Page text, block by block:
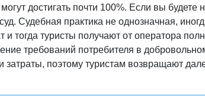
достигать почти 100%. Если вы будете
Судебная практика не однозначная,
и тогда туристы получают от оператора
требований потребителя в
затраты, поэтому туристам возвращают